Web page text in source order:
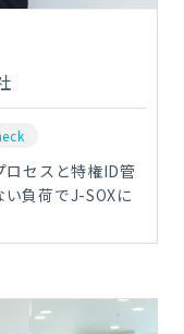
セスと特権ID管
負荷でJ-SOXに